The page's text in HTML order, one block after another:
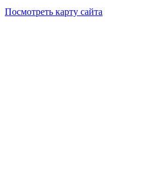
Посмотреть карту сайта